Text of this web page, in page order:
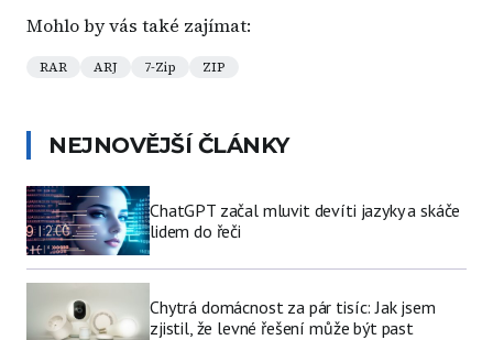
Mohlo by vás také zajímat:
RAR ARJ 7-Zip ZIP
NEJNOVĚJŠÍ ČLÁNKY
ChatGPT začal mluvit devíti jazyky a skáče
lidem do řeči
Chytrá domácnost za pár tisíc: Jak jsem
zjistil, že levné řešení může být past